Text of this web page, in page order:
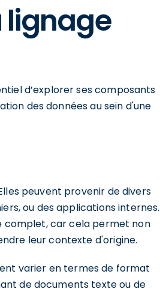
lignage
d’explorer ses composants
des données au sein d'une
peuvent provenir de divers
ou des applications internes.
complet, car cela permet non
leur contexte d'origine.
varier en termes de format
de documents texte ou de